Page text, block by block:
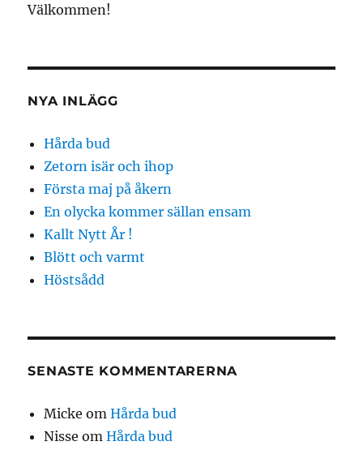
Välkommen!
NYA INLÄGG
Hårda bud
Zetorn isär och ihop
Första maj på åkern
En olycka kommer sällan ensam
Kallt Nytt År !
Blött och varmt
Höstsådd
SENASTE KOMMENTARERNA
Micke omHårda bud
Nisse omHårda bud